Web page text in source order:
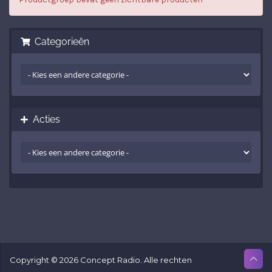
Categorieën
Acties
Copyright © 2026 Concept Radio. Alle rechten